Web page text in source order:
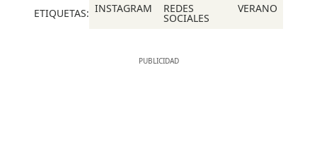
ETIQUETAS: INSTAGRAM REDES
SOCIALES
VERANO